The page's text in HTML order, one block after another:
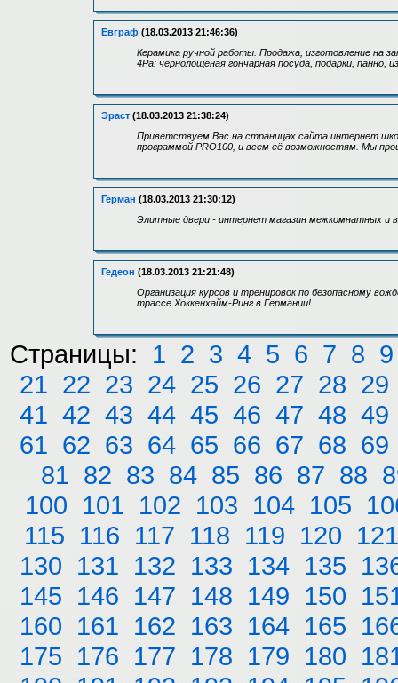
Евграф (18.03.2013 21:46:36)
Керамика ручной работы. Продажа, изготовление на
4Ра: чёрнолощёная гончарная посуда, подарки, панно,
Эраст (18.03.2013 21:38:24)
Приветствуем Вас на страницах сайта интернет
программой PRO100, и всем её возможностям. Мы
Герман (18.03.2013 21:30:12)
Элитные двери - интернет магазин межкомнатных и
Гедеон (18.03.2013 21:21:48)
Организация курсов и тренировок по безопасному
трассе Хоккенхайм-Ринг в Германии!
Страницы: 1 2 3 4 5 6 7 8 9
21 22 23 24 25 26 27 28 29
41 42 43 44 45 46 47 48 49
61 62 63 64 65 66 67 68 69
81 82 83 84 85 86 87 88
100 101 102 103 104 105
115 116 117 118 119 120 121
130 131 132 133 134 135
145 146 147 148 149 150
160 161 162 163 164 165
175 176 177 178 179 180